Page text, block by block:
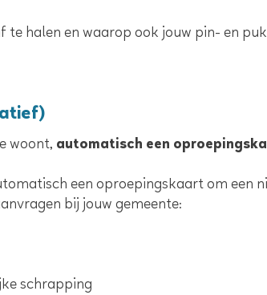
halen en waarop ook jouw pin- en
woont, automatisch een
een oproepingskaart om een
bij jouw gemeente:
schrapping